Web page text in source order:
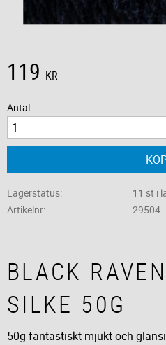
119 KR
Antal
Lagerstatus
11 st i
Artikelnr
29504
BLACK
SILKE 50G
50g fantastiskt mjukt och